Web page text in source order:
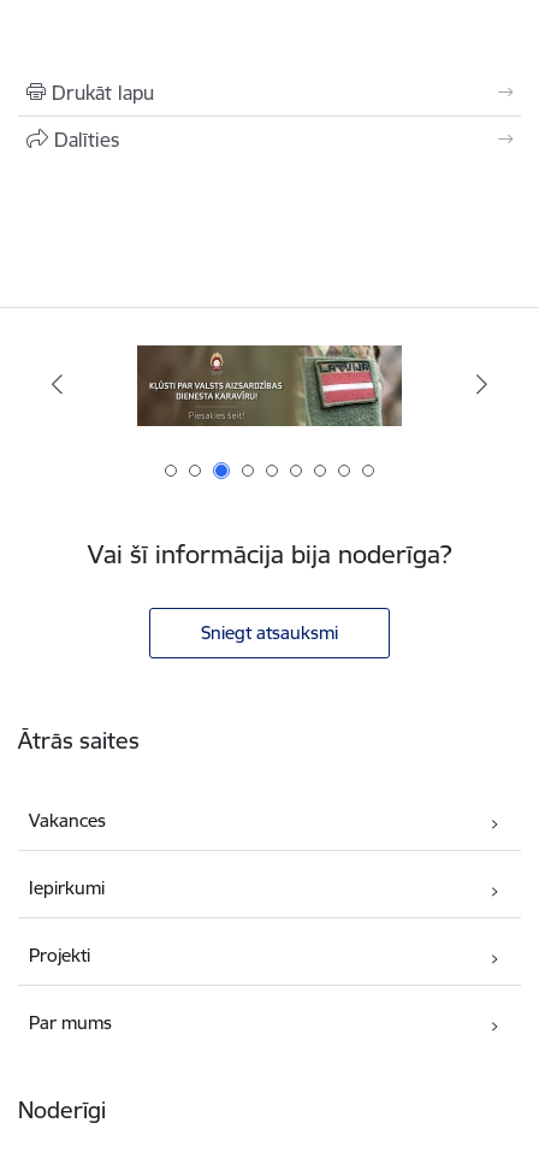
Drukāt lapu
Dalīties
Vai šī informācija bija noderīga?
Sniegt atsauksmi
Ātrās saites
Vakances
Iepirkumi
Projekti
Par mums
Noderīgi